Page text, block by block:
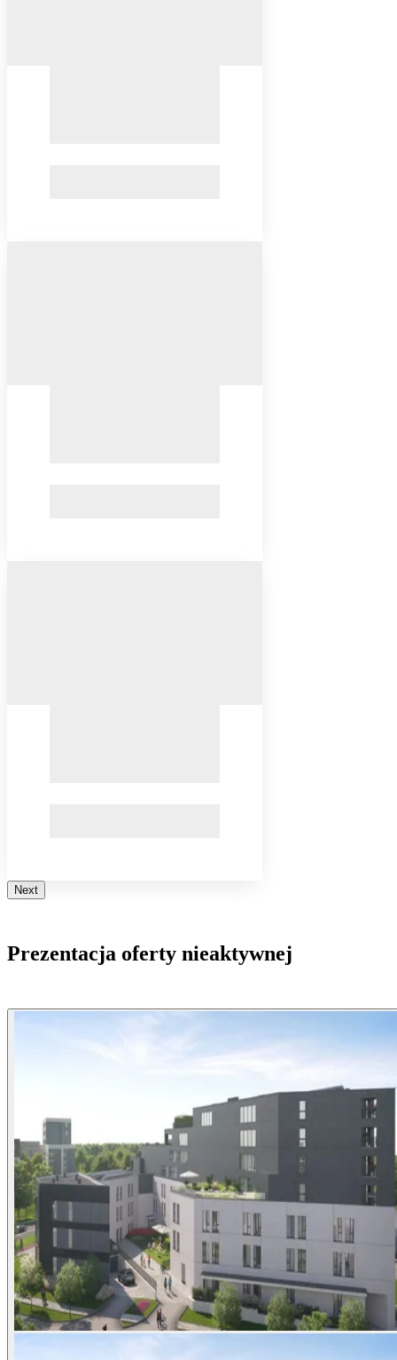
Next
Prezentacja oferty nieaktywnej